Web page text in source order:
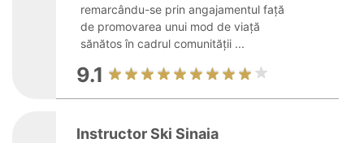
remarcându-se prin angajamentul față
de promovarea unui mod de viață
sănătos în cadrul comunității ...
9.1
Instructor Ski Sinaia